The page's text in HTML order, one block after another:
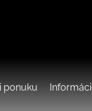
ponuku